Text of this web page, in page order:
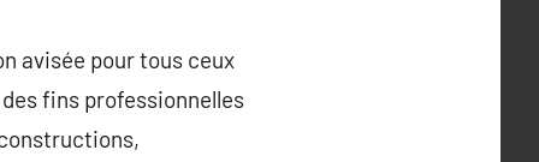
avisée pour tous ceux
fins professionnelles